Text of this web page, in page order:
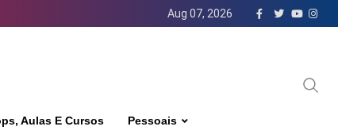
Aug 07, 2026
Aulas E Cursos Pessoais